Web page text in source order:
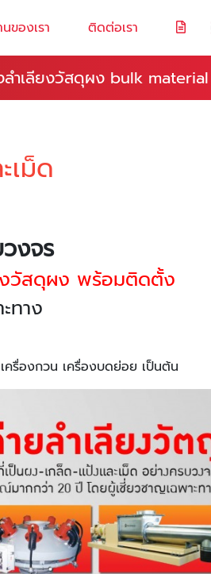
ของเรา ติดต่อเรา
ลำเลียงวัสดุผง bulk
เม็ด
งจร
งวัสดุผง พร้อมติดตั้ง
ทาง
ครื่องกวน เครื่องบดย่อย เป็นต้น